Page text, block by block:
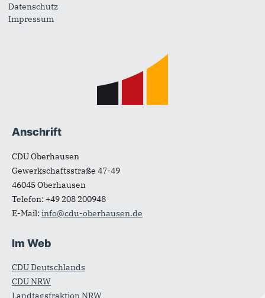
Anschrift
CDU Oberhausen
Gewerkschaftsstraße 47-49
46045Oberhausen
Telefon: +49 208 200948
E-Mail: info@cdu-oberhausen.de
Im Web
CDU Deutschlands
CDU NRW
Landtagsfraktion NRW
Datenschutz
Impressum